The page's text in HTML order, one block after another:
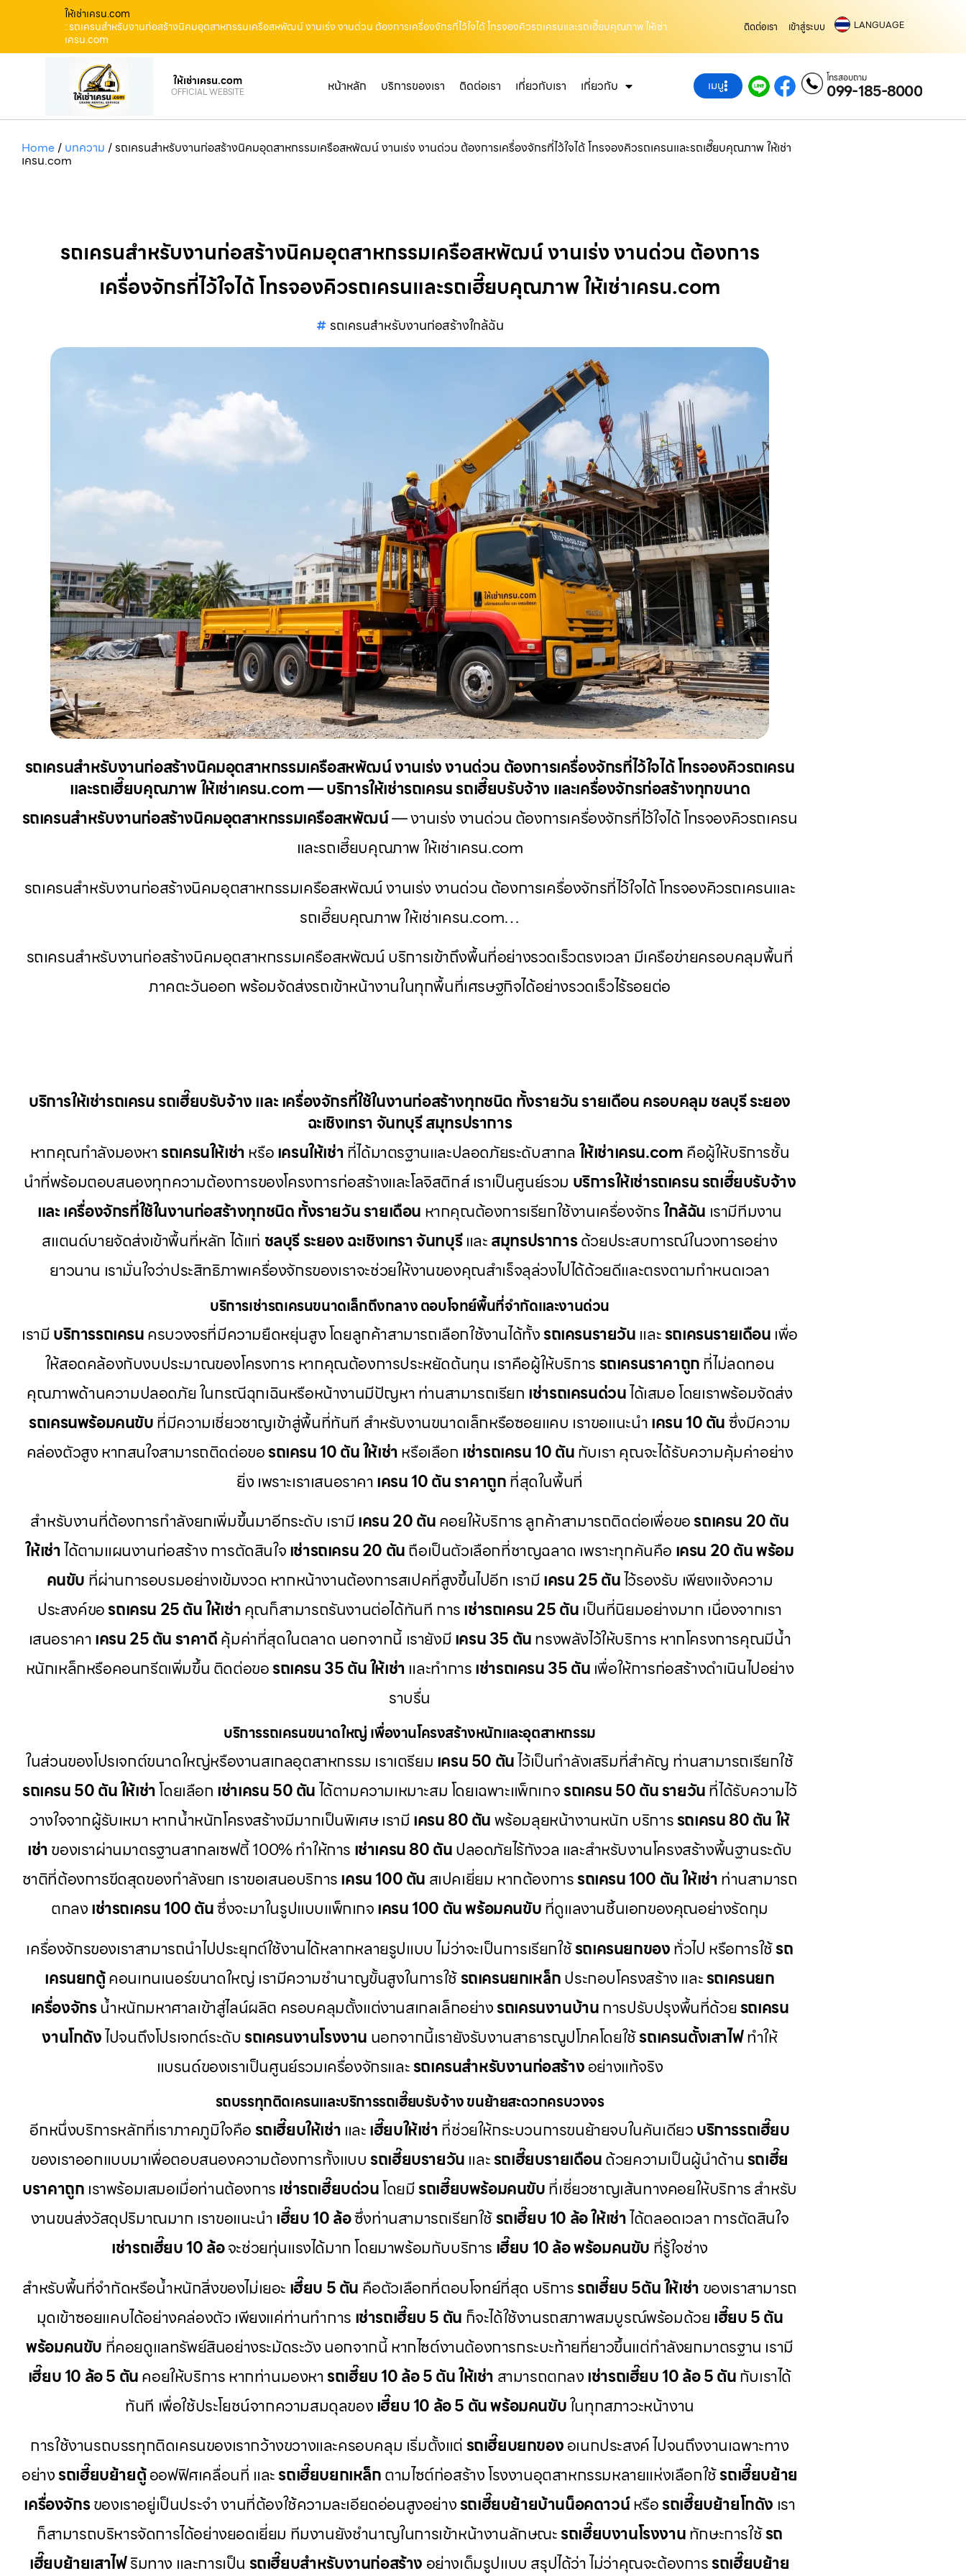
ให้เช่าเครน.com
: รถเครนสำหรับงานก่อสร้างนิคมอุตสาหกรรมเครือสหพัฒน์ งานเร่ง งานด่วน ต้องการเครื่องจักรที่ไว้ใจได้ โทรจองคิวรถเครนและรถเฮี๊ยบคุณภาพ ให้เช่า
เครน.com
ติดต่อเรา เข้าสู่ระบบ LANGUAGE
ให้เช่าเครน.com
OFFICIAL WEBSITE หน้าหลัก บริการของเรา ติดต่อเรา เกี่ยวกับเรา เกี่ยวกับ เมนู โทรสอบถาม
099-185-8000
Home/ บทความ /รถเครนสำหรับงานก่อสร้างนิคมอุตสาหกรรมเครือสหพัฒน์ งานเร่ง งานด่วน ต้องการเครื่องจักรที่ไว้ใจได้ โทรจองคิวรถเครนและรถเฮี๊ยบคุณภาพ ให้เช่า
เครน.com
รถเครนสำหรับงานก่อสร้างนิคมอุตสาหกรรมเครือสหพัฒน์ งานเร่ง งานด่วน ต้องการ
เครื่องจักรที่ไว้ใจได้ โทรจองคิวรถเครนและรถเฮี๊ยบคุณภาพ ให้เช่าเครน.com
รถเครนสำหรับงานก่อสร้างใกล้ฉัน
รถเครนสำหรับงานก่อสร้างนิคมอุตสาหกรรมเครือสหพัฒน์ งานเร่ง งานด่วน ต้องการเครื่องจักรที่ไว้ใจได้ โทรจองคิวรถเครน
และรถเฮี๊ยบคุณภาพ ให้เช่าเครน.com — บริการให้เช่ารถเครน รถเฮี๊ยบรับจ้าง และเครื่องจักรก่อสร้างทุกขนาด
รถเครนสำหรับงานก่อสร้างนิคมอุตสาหกรรมเครือสหพัฒน์— งานเร่ง งานด่วน ต้องการเครื่องจักรที่ไว้ใจได้ โทรจองคิวรถเครน
และรถเฮี๊ยบคุณภาพ ให้เช่าเครน.com
รถเครนสำหรับงานก่อสร้างนิคมอุตสาหกรรมเครือสหพัฒน์ งานเร่ง งานด่วน ต้องการเครื่องจักรที่ไว้ใจได้ โทรจองคิวรถเครนและ
รถเฮี๊ยบคุณภาพ ให้เช่าเครน.com…
รถเครนสำหรับงานก่อสร้างนิคมอุตสาหกรรมเครือสหพัฒน์ บริการเข้าถึงพื้นที่อย่างรวดเร็วตรงเวลา มีเครือข่ายครอบคลุมพื้นที่
ภาคตะวันออก พร้อมจัดส่งรถเข้าหน้างานในทุกพื้นที่เศรษฐกิจได้อย่างรวดเร็วไร้รอยต่อ
บริการให้เช่ารถเครน รถเฮี๊ยบรับจ้าง และ เครื่องจักรที่ใช้ในงานก่อสร้างทุกชนิด ทั้งรายวัน รายเดือน ครอบคลุม ชลบุรี ระยอง
ฉะเชิงเทรา จันทบุรี สมุทรปราการ
หากคุณกำลังมองหารถเครนให้เช่าหรือเครนให้เช่าที่ได้มาตรฐานและปลอดภัยระดับสากล ให้เช่าเครน.comคือผู้ให้บริการชั้น
นำที่พร้อมตอบสนองทุกความต้องการของโครงการก่อสร้างและโลจิสติกส์ เราเป็นศูนย์รวม บริการให้เช่ารถเครน รถเฮี๊ยบรับจ้าง
และ เครื่องจักรที่ใช้ในงานก่อสร้างทุกชนิด ทั้งรายวัน รายเดือน หากคุณต้องการเรียกใช้งานเครื่องจักรใกล้ฉัน เรามีทีมงาน
สแตนด์บายจัดส่งเข้าพื้นที่หลัก ได้แก่ ชลบุรี ระยอง ฉะเชิงเทรา จันทบุรีและสมุทรปราการด้วยประสบการณ์ในวงการอย่าง
ยาวนาน เรามั่นใจว่าประสิทธิภาพเครื่องจักรของเราจะช่วยให้งานของคุณสำเร็จลุล่วงไปได้ด้วยดีและตรงตามกำหนดเวลา
บริการเช่ารถเครนขนาดเล็กถึงกลาง ตอบโจทย์พื้นที่จำกัดและงานด่วน
เรามีบริการรถเครนครบวงจรที่มีความยืดหยุ่นสูง โดยลูกค้าสามารถเลือกใช้งานได้ทั้งรถเครนรายวัน และรถเครนรายเดือน เพื่อ
ให้สอดคล้องกับงบประมาณของโครงการ หากคุณต้องการประหยัดต้นทุน เราคือผู้ให้บริการรถเครนราคาถูกที่ไม่ลดทอน
คุณภาพด้านความปลอดภัย ในกรณีฉุกเฉินหรือหน้างานมีปัญหา ท่านสามารถเรียก เช่ารถเครนด่วนได้เสมอ โดยเราพร้อมจัดส่ง
รถเครนพร้อมคนขับที่มีความเชี่ยวชาญเข้าสู่พื้นที่ทันที สำหรับงานขนาดเล็กหรือซอยแคบ เราขอแนะนำเครน 10 ตันซึ่งมีความ
คล่องตัวสูง หากสนใจสามารถติดต่อขอรถเครน 10 ตัน ให้เช่าหรือเลือก เช่ารถเครน 10 ตันกับเรา คุณจะได้รับความคุ้มค่าอย่าง
ยิ่ง เพราะเราเสนอราคาเครน 10 ตัน ราคาถูกที่สุดในพื้นที่
สำหรับงานที่ต้องการกำลังยกเพิ่มขึ้นมาอีกระดับ เรามีเครน 20 ตันคอยให้บริการ ลูกค้าสามารถติดต่อเพื่อขอรถเครน 20 ตัน
ให้เช่าได้ตามแผนงานก่อสร้าง การตัดสินใจเช่ารถเครน 20 ตันถือเป็นตัวเลือกที่ชาญฉลาด เพราะทุกคันคือ เครน 20 ตัน พร้อม
คนขับ ที่ผ่านการอบรมอย่างเข้มงวด หากหน้างานต้องการสเปคที่สูงขึ้นไปอีก เรามีเครน 25 ตันไว้รองรับ เพียงแจ้งความ
ประสงค์ขอรถเครน 25 ตัน ให้เช่าคุณก็สามารถรันงานต่อได้ทันที การเช่ารถเครน 25 ตัน เป็นที่นิยมอย่างมาก เนื่องจากเรา
เสนอราคาเครน 25 ตัน ราคาดีคุ้มค่าที่สุดในตลาด นอกจากนี้ เรายังมีเครน 35 ตันทรงพลังไว้ให้บริการ หากโครงการคุณมีน้ำ
หนักเหล็กหรือคอนกรีตเพิ่มขึ้น ติดต่อขอรถเครน 35 ตัน ให้เช่า และทำการเช่ารถเครน 35 ตัน เพื่อให้การก่อสร้างดำเนินไปอย่าง
ราบรื่น
บริการรถเครนขนาดใหญ่ เพื่องานโครงสร้างหนักและอุตสาหกรรม
ในส่วนของโปรเจกต์ขนาดใหญ่หรืองานสเกลอุตสาหกรรม เราเตรียม เครน 50 ตันไว้เป็นกำลังเสริมที่สำคัญ ท่านสามารถเรียกใช้
รถเครน 50 ตัน ให้เช่าโดยเลือก เช่าเครน 50 ตันได้ตามความเหมาะสม โดยเฉพาะแพ็กเกจรถเครน 50 ตัน รายวันที่ได้รับความไว้
วางใจจากผู้รับเหมา หากน้ำหนักโครงสร้างมีมากเป็นพิเศษ เรามีเครน 80 ตันพร้อมลุยหน้างานหนัก บริการรถเครน 80 ตัน ให้
เช่าของเราผ่านมาตรฐานสากลเซฟตี้ 100% ทำให้การ เช่าเครน 80 ตันปลอดภัยไร้กังวล และสำหรับงานโครงสร้างพื้นฐานระดับ
ชาติที่ต้องการขีดสุดของกำลังยก เราขอเสนอบริการเครน 100 ตัน สเปคเยี่ยม หากต้องการรถเครน 100 ตัน ให้เช่าท่านสามารถ
ตกลงเช่ารถเครน 100 ตันซึ่งจะมาในรูปแบบแพ็กเกจเครน 100 ตัน พร้อมคนขับที่ดูแลงานชิ้นเอกของคุณอย่างรัดกุม
เครื่องจักรของเราสามารถนำไปประยุกต์ใช้งานได้หลากหลายรูปแบบ ไม่ว่าจะเป็นการเรียกใช้รถเครนยกของทั่วไป หรือการใช้รถ
เครนยกตู้คอนเทนเนอร์ขนาดใหญ่ เรามีความชำนาญขั้นสูงในการใช้รถเครนยกเหล็กประกอบโครงสร้าง และรถเครนยก
เครื่องจักรน้ำหนักมหาศาลเข้าสู่ไลน์ผลิต ครอบคลุมตั้งแต่งานสเกลเล็กอย่างรถเครนงานบ้านการปรับปรุงพื้นที่ด้วยรถเครน
งานโกดังไปจนถึงโปรเจกต์ระดับรถเครนงานโรงงาน นอกจากนี้เรายังรับงานสาธารณูปโภคโดยใช้รถเครนตั้งเสาไฟทำให้
แบรนด์ของเราเป็นศูนย์รวมเครื่องจักรและรถเครนสำหรับงานก่อสร้างอย่างแท้จริง
รถบรรทุกติดเครนและบริการรถเฮี๊ยบรับจ้าง ขนย้ายสะดวกครบวงจร
อีกหนึ่งบริการหลักที่เราภาคภูมิใจคือรถเฮี๊ยบให้เช่า และเฮี๊ยบให้เช่าที่ช่วยให้กระบวนการขนย้ายจบในคันเดียวบริการรถเฮี๊ยบ
ของเราออกแบบมาเพื่อตอบสนองความต้องการทั้งแบบรถเฮี๊ยบรายวัน และรถเฮี๊ยบรายเดือนด้วยความเป็นผู้นำด้านรถเฮี๊ย
บราคาถูก เราพร้อมเสมอเมื่อท่านต้องการเช่ารถเฮี๊ยบด่วนโดยมีรถเฮี๊ยบพร้อมคนขับที่เชี่ยวชาญเส้นทางคอยให้บริการ สำหรับ
งานขนส่งวัสดุปริมาณมาก เราขอแนะนำเฮี๊ยบ 10 ล้อซึ่งท่านสามารถเรียกใช้รถเฮี๊ยบ 10 ล้อ ให้เช่าได้ตลอดเวลา การตัดสินใจ
เช่ารถเฮี๊ยบ 10 ล้อจะช่วยทุ่นแรงได้มาก โดยมาพร้อมกับบริการ เฮี๊ยบ 10 ล้อ พร้อมคนขับ ที่รู้ใจช่าง
สำหรับพื้นที่จำกัดหรือน้ำหนักสิ่งของไม่เยอะ เฮี๊ยบ 5 ตัน คือตัวเลือกที่ตอบโจทย์ที่สุด บริการรถเฮี๊ยบ 5ตัน ให้เช่า ของเราสามารถ
มุดเข้าซอยแคบได้อย่างคล่องตัว เพียงแค่ท่านทำการ เช่ารถเฮี๊ยบ 5 ตัน ก็จะได้ใช้งานรถสภาพสมบูรณ์พร้อมด้วยเฮี๊ยบ 5 ตัน
พร้อมคนขับ ที่คอยดูแลทรัพย์สินอย่างระมัดระวัง นอกจากนี้ หากไซต์งานต้องการกระบะท้ายที่ยาวขึ้นแต่กำลังยกมาตรฐาน เรามี
เฮี๊ยบ 10 ล้อ 5 ตันคอยให้บริการ หากท่านมองหารถเฮี๊ยบ 10 ล้อ 5 ตัน ให้เช่า สามารถตกลงเช่ารถเฮี๊ยบ 10 ล้อ 5 ตันกับเราได้
ทันที เพื่อใช้ประโยชน์จากความสมดุลของเฮี๊ยบ 10 ล้อ 5 ตัน พร้อมคนขับในทุกสภาวะหน้างาน
การใช้งานรถบรรทุกติดเครนของเรากว้างขวางและครอบคลุม เริ่มตั้งแต่รถเฮี๊ยบยกของอเนกประสงค์ ไปจนถึงงานเฉพาะทาง
อย่างรถเฮี๊ยบย้ายตู้ออฟฟิศเคลื่อนที่ และรถเฮี๊ยบยกเหล็กตามไซต์ก่อสร้าง โรงงานอุตสาหกรรมหลายแห่งเลือกใช้รถเฮี๊ยบย้าย
เครื่องจักรของเราอยู่เป็นประจำ งานที่ต้องใช้ความละเอียดอ่อนสูงอย่างรถเฮี๊ยบย้ายบ้านน็อคดาวน์หรือรถเฮี๊ยบย้ายโกดัง เรา
ก็สามารถบริหารจัดการได้อย่างยอดเยี่ยม ทีมงานยังชำนาญในการเข้าหน้างานลักษณะรถเฮี๊ยบงานโรงงานทักษะการใช้รถ
เฮี๊ยบย้ายเสาไฟริมทาง และการเป็น รถเฮี๊ยบสำหรับงานก่อสร้าง อย่างเต็มรูปแบบ สรุปได้ว่า ไม่ว่าคุณจะต้องการรถเฮี๊ยบย้าย